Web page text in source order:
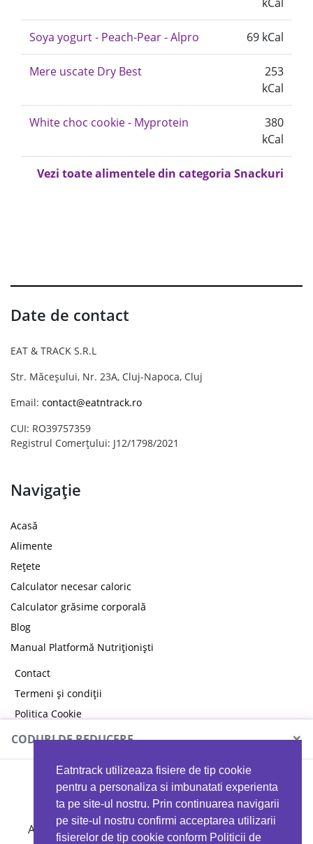
Eatntrack utilizeaza fisiere de tip cookie
pentru a personaliza si imbunatati experienta
ta pe site-ul nostru. Prin continuarea navigarii
pe site-ul nostru confirmi acceptarea utilizarii
fisierelor de tip cookie conform Politicii de
Soya yogurt - Peach-Pear - Alpro 69 kCal
Mere uscate Dry Best
253
kCal
White choc cookie - Myprotein
380
kCal
Vezi toate alimentele din categoria Snackuri
Date de contact
EAT & TRACK S.R.L
Str. Măceșului, Nr. 23A, Cluj-Napoca, Cluj
Email: contact@eatntrack.ro
CUI: RO39757359
Registrul Comerțului: J12/1798/2021
Navigație
Acasă
Alimente
Rețete
Calculator necesar caloric
Calculator grăsime corporală
Blog
Manual Platformă Nutriționiști
Contact
Termeni și condiții
Politica Cookie
Politica de confidențialitate
CODURI DE REDUCERE ×
MYPROTEIN
Ai 40%reducere la orice comandă folosind codul